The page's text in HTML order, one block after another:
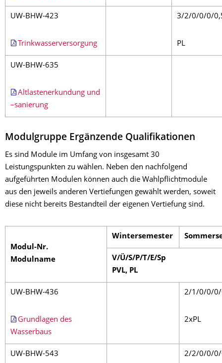
UW-BHW-423
Trinkwasserversorgung
3/2/0/0/0/
PL
UW-BHW-635
Altlastenerkundung und
–sanierung
Modulgruppe Ergänzende Qualifikationen
Es sind Module im Umfang von insgesamt 30
Leistungspunkten zu wählen. Neben den nachfolgend
aufgeführten Modulen können auch die Wahlpflichtmodule
aus den jeweils anderen Vertiefungen gewählt werden, soweit
diese nicht bereits Bestandteil der eigenen Vertiefung sind.
Modul-Nr.
Modulname
Wintersemester
V/Ü/S/P/T/E/Sp
PVL, PL
UW-BHW-436
Grundlagen des
Wasserbaus
2/1/0/0/
2xPL
UW-BHW-543 2/2/0/0/